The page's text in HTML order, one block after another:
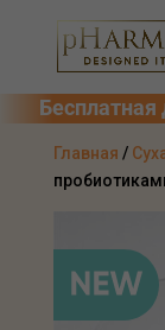
Главная /